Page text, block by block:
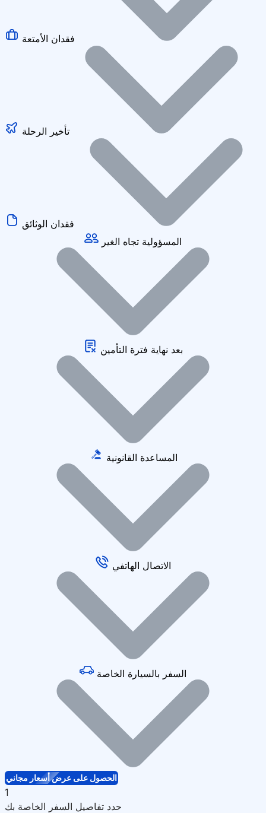
المسؤولية تجاه الغير
بعد نهاية فترة التأمين
المساعدة القانونية
الاتصال الهاتفي
السفر بالسيارة الخاصة
الحصول على عرض أسعار مجاني
1
حدد تفاصيل السفر الخاصة بك